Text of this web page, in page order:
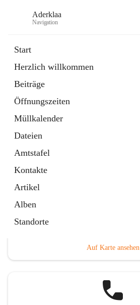
Aderklaa
Navigation
Start
Herzlich willkommen
Beiträge
Öffnungszeiten
Müllkalender
Dateien
Amtstafel
Kontakte
Artikel
Alben
Standorte
6 Schnellzugriffe
Gemeinde
3 Schnellzugriffe
Auf Karte ansehen